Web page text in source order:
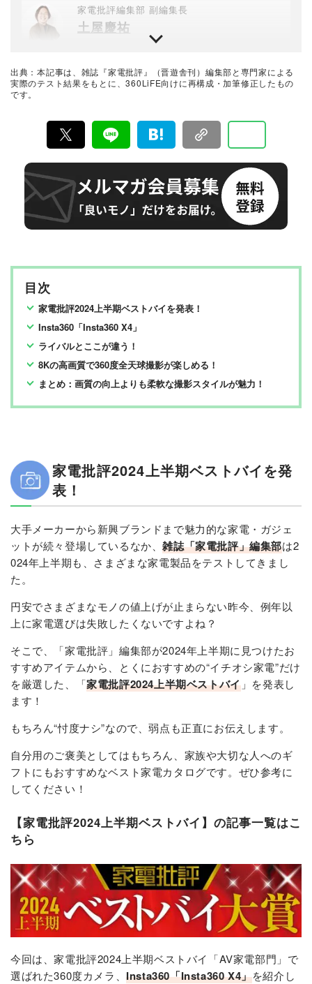
家電批評編集部 副編集長
土屋慶祐
メーカー系の営業職などを経て編集者を志し『家電批
人。趣味を活かしてオーディオ関連の検証や芸人の取材
を多数担当している。
最新家電おすすめベストバイ
『家電批評』は2009年11月創刊の月刊誌で、毎月3日に
発行している雑誌および家電専門情報を提供するWEBメ
ディア。あらゆる家電製品にまつわる「ユーザーが気に
なっていること」を深く掘り下げ、専門家や自社検証機
関と協力して徹底的にテスト・評価する。高額なテレビ
から数百円の乾電池まで、編集部と専門家、そして社内
検証機関が実機テストを行い、価格やブランドに惑わさ
れることなく製品の本質的な性能を見極め、その良し悪
しをありのまま、雑誌およびWEBコンテンツとして発
信。編集長・阿部淳平を中心に、11名以上の編集体制で
出典：本記事は、雑誌『家電批評』（晋遊舎刊）編集部と専門家による
実際のテスト結果をもとに、360LiFE向けに再構成・加筆修正したもの
です。
目次
家電批評2024上半期ベストバイを発表！
Insta360「Insta360 X4」
ライバルとここが違う！
8Kの高画質で360度全天球撮影が楽しめる！
まとめ：画質の向上よりも柔軟な撮影スタイルが魅力！
家電批評2024上半期ベストバイを発
表！
大手メーカーから新興ブランドまで魅力的な家電・ガジェ
ットが続々登場しているなか、雑誌「家電批評」編集部は2
024年上半期も、さまざまな家電製品をテストしてきまし
た。
円安でさまざまなモノの値上げが止まらない昨今、例年以
上に家電選びは失敗したくないですよね？
そこで、「家電批評」編集部が2024年上半期に見つけたお
すすめアイテムから、とくにおすすめの“イチオシ家電”だけ
を厳選した、「家電批評2024上半期ベストバイ」を発表し
ます！
もちろん“忖度ナシ”なので、弱点も正直にお伝えします。
自分用のご褒美としてはもちろん、家族や大切な人へのギ
フトにもおすすめなベスト家電カタログです。ぜひ参考に
してください！
【家電批評2024上半期ベストバイ】の記事一覧はこ
ちら
今回は、家電批評2024上半期ベストバイ「AV家電部門」で
選ばれた360度カメラ、Insta360「Insta360 X4」を紹介し